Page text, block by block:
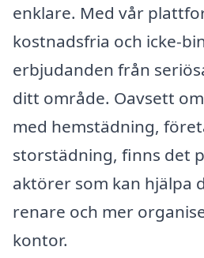
enklare. Med vår
kostnadsfria och icke-
erbjudanden från
ditt område. Oavsett
med hemstädning,
storstädning, finns det
aktörer som kan hjälpa
renare och mer
kontor.